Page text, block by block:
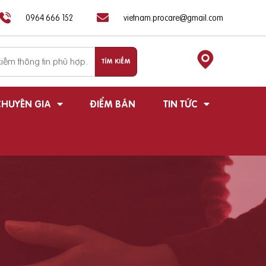
0964 666 152 vietnam.procare@gmail.com
GIA ĐIỂM BÁN TIN TỨC